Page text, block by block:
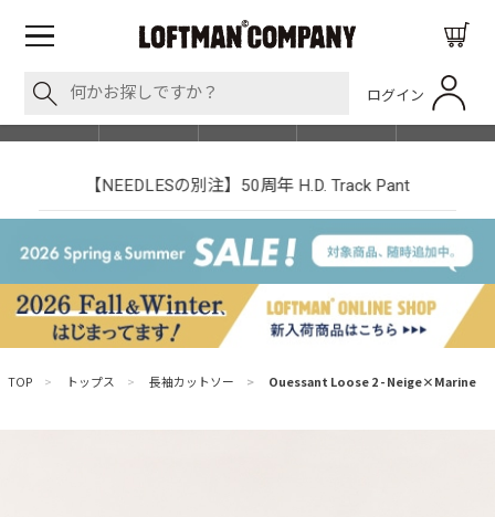
ログイン
SHOP LIST
【NEEDLESの別注】50周年 H.D. Track Pant
TOP > トップス > 長袖カットソー > Ouessant Loose 2 - Neige×Marine